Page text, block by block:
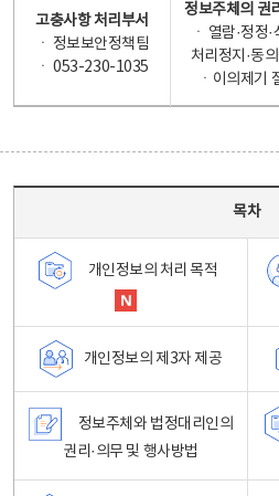
고충사항 처리부서
ㆍ 정보보안정책팀
ㆍ 053-230-1035
정보주체의 권
ㆍ 열람·정정·
처리정지·동
ㆍ이의제기
목차
개인정보의 처리 목적
개인정보의 제3자 제공
정보주체와 법정대리인의
권리·의무 및 행사방법